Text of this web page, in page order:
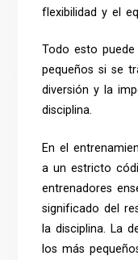
flexibilidad y el
Todo esto
pequeños si se
diversión y la
disciplina.
En el
a un estricto
entrenadores
significado del
la disciplina. La
los más